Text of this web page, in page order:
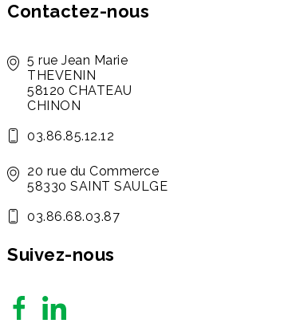
Contactez-nous
5 rue Jean Marie
THEVENIN
58120 CHATEAU
CHINON
03.86.85.12.12
20 rue du Commerce
58330 SAINT SAULGE
03.86.68.03.87
Suivez-nous